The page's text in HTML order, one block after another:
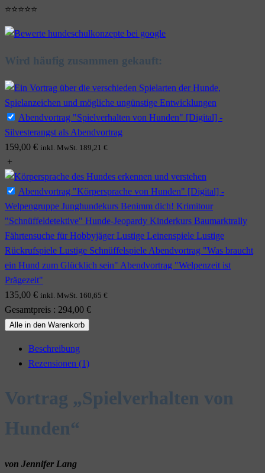
⭐⭐⭐⭐⭐
Wird häufig zusammen gekauft:
Abendvortrag "Spielverhalten von Hunden" [Digital] -
Silvesterangst als Abendvortrag
159,00 € inkl. MwSt. 189,21 €
+
Abendvortrag "Körpersprache von Hunden" [Digital] -
Welpengruppe Junghundekurs Benimm dich! Krimitour
"Schnüffeldetektive" Hunde-Jeopardy Kinderkurs Baumarktrally
Fährtensuche für Hobbyjäger Lustige Leinenspiele Lustige
Rückrufspiele Lustige Schnüffelspiele Abendvortrag "Was braucht
ein Hund zum Glücklich sein" Abendvortrag "Welpenzeit ist
Prägezeit"
135,00 € inkl. MwSt. 160,65 €
Gesamtpreis : 294,00 €
Alle in den Warenkorb
Beschreibung
Rezensionen (1)
Vortrag „Spielverhalten von
Hunden“
von Jennifer Lang